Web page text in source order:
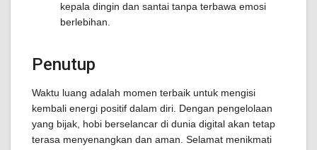
kepala dingin dan santai tanpa terbawa emosi
berlebihan.
Penutup
Waktu luang adalah momen terbaik untuk mengisi
kembali energi positif dalam diri. Dengan pengelolaan
yang bijak, hobi berselancar di dunia digital akan tetap
terasa menyenangkan dan aman. Selamat menikmati